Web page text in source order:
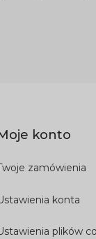
konto
zamówienia
konta
plików